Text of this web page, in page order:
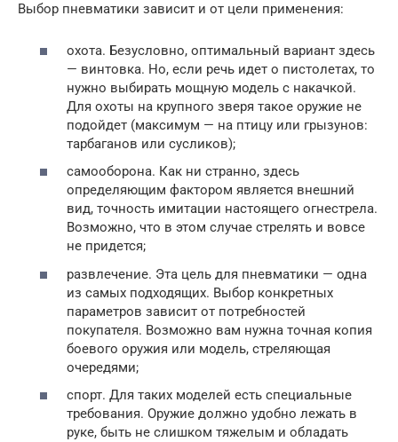
Выбор пневматики зависит и от цели применения:
охота. Безусловно, оптимальный вариант здесь
— винтовка. Но, если речь идет о пистолетах, то
нужно выбирать мощную модель с накачкой.
Для охоты на крупного зверя такое оружие не
подойдет (максимум — на птицу или грызунов:
тарбаганов или сусликов);
самооборона. Как ни странно, здесь
определяющим фактором является внешний
вид, точность имитации настоящего огнестрела.
Возможно, что в этом случае стрелять и вовсе
не придется;
развлечение. Эта цель для пневматики — одна
из самых подходящих. Выбор конкретных
параметров зависит от потребностей
покупателя. Возможно вам нужна точная копия
боевого оружия или модель, стреляющая
очередями;
спорт. Для таких моделей есть специальные
требования. Оружие должно удобно лежать в
руке, быть не слишком тяжелым и обладать